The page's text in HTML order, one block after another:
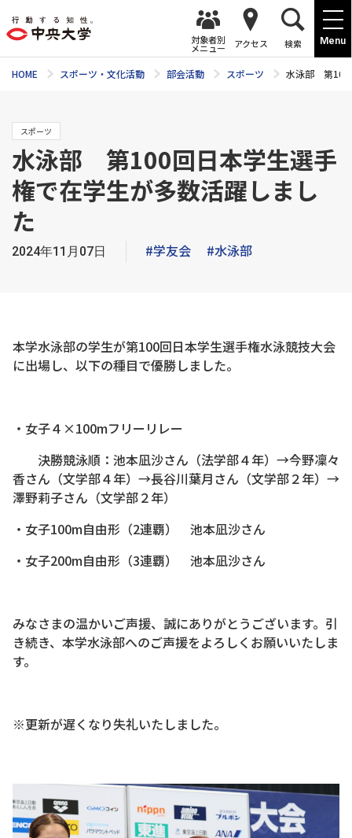
Menu
対象者別
メニュー アクセス 検索
HOME スポーツ・文化活動 部会活動 スポーツ 水泳部 第100
スポーツ
水泳部 第100回日本学生選手
権で在学生が多数活躍しまし
た
2024年11月07日 #学友会 #水泳部
本学水泳部の学生が第100回日本学生選手権水泳競技大会
に出場し、以下の種目で優勝しました。
・女子４×100mフリーリレー
決勝競泳順：池本凪沙さん（法学部４年）→今野凜々
香さん（文学部４年）→長谷川葉月さん（文学部２年）→
澤野莉子さん（文学部２年）
・女子100m自由形（2連覇） 池本凪沙さん
・女子200m自由形（3連覇） 池本凪沙さん
みなさまの温かいご声援、誠にありがとうございます。引
き続き、本学水泳部へのご声援をよろしくお願いいたしま
す。
※更新が遅くなり失礼いたしました。